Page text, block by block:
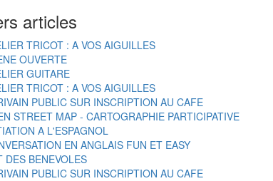
articles
TRICOT : A VOS AIGUILLES
OUVERTE
GUITARE
TRICOT : A VOS AIGUILLES
PUBLIC SUR INSCRIPTION AU CAFE
STREET MAP - CARTOGRAPHIE PARTICIPATIVE
A L'ESPAGNOL
EN ANGLAIS FUN ET EASY
DES BENEVOLES
PUBLIC SUR INSCRIPTION AU CAFE